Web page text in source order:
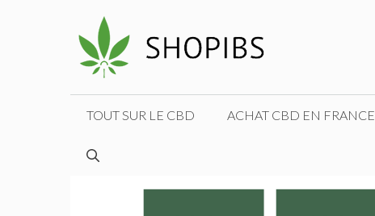
TOUT SUR LE CBD ACHAT CBD EN FRANCE